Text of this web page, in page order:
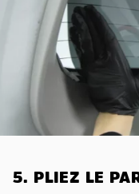
5. PLIEZ LE